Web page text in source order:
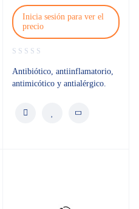
Inicia sesión para ver el
precio
Antibiótico, antiinflamatorio,
antimicótico y antialérgico.